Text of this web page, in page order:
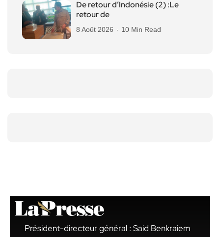
De retour d’Indonésie (2) :Le
retour de
8 Août 2026 10 Min Read
Président-directeur général : Said Benkraiem